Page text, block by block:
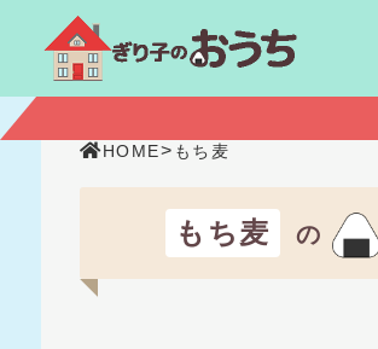
HOME> もち麦
もち麦 の